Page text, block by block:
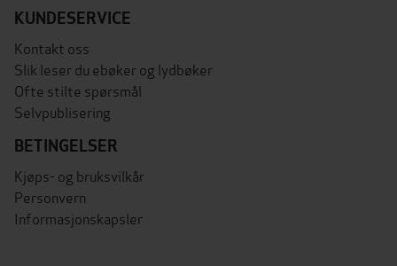
KUNDESERVICE
Kontakt oss
Slik leser du ebøker og lydbøker
Ofte stilte spørsmål
Selvpublisering
BETINGELSER
Kjøps- og bruksvilkår
Personvern
Informasjonskapsler